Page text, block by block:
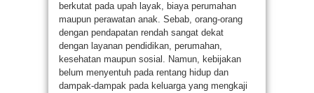
berkutat pada upah layak, biaya perumahan
maupun perawatan anak. Sebab, orang-orang
dengan pendapatan rendah sangat dekat
dengan layanan pendidikan, perumahan,
kesehatan maupun sosial. Namun, kebijakan
belum menyentuh pada rentang hidup dan
dampak-dampak pada keluarga yang mengkaji